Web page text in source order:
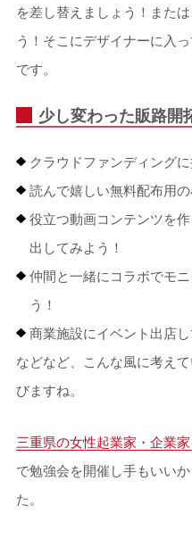
を差し替えましょう！また
う！そこにデザイナーに入
です。
少し変わった販路開
クラウドファンディングに
読んで嬉しい無料配布用
役立つ動画コンテンツを
出してみよう！
仲間と一緒にコラボでモ
う！
商業施設にイベント出店し
などなど、こんな風に考え
びますね。
三重県の女性起業家・企業
で勉強会を開催し手もいい
た。